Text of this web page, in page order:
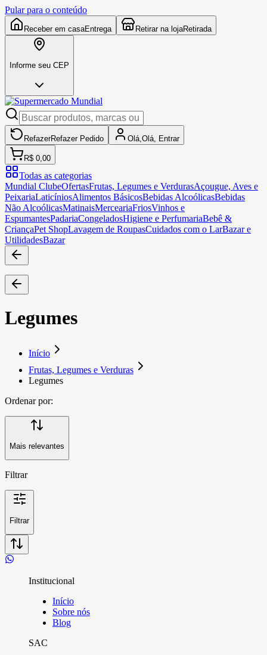
Pular para o conteúdo
Receber em casaEntrega Retirar na lojaRetirada
Informe seu CEP
RefazerRefazer Pedido Olá, Olá, Entrar
R$ 0,00
Todas as categorias
Mundial ClubeOfertasFrutas, Legumes e VerdurasAçougue, Aves e
PeixariaLaticíniosAlimentos BásicosBebidas AlcoólicasBebidas
Não AlcoólicasMatinaisMerceariaFriosVinhos e
EspumantesPadariaCongeladosHigiene e PerfumariaBebê &
CriançaPet ShopLavagem de RoupasCuidados com o LarBazar e
UtilidadesBazar
Legumes
Início
Frutas, Legumes e Verduras
Legumes
Ordenar por:
Mais relevantes
Filtrar
Filtrar
Institucional
Início
Sobre nós
Blog
SAC